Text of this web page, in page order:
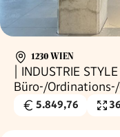
1230 WIEN
| INDUSTRIE
Büro-/
Gesamtmiete
5.849,76